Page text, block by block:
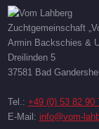
Zuchtgemeinschaft
Armin Backschies &
Dreilinden 5
37581 Bad
Tel.: +49 (0) 53 82 90
E-Mail: info@vom-